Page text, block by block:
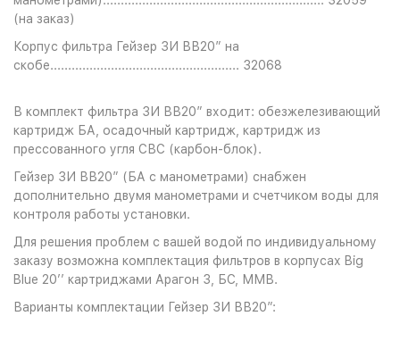
(на заказ)
Корпус фильтра Гейзер ЗИ ВВ20” на
скобе..................................................... 32068
В комплект фильтра 3И ВВ20” входит: обезжелезивающий
картридж БА, осадочный картридж, картридж из
прессованного угля СВС (карбон-блок).
Гейзер ЗИ ВВ20” (БА с манометрами) снабжен
дополнительно двумя манометрами и счетчиком воды для
контроля работы установки.
Для решения проблем с вашей водой по индивидуальному
заказу возможна комплектация фильтров в корпусах Big
Blue 20’’ картриджами Арагон 3, БС, ММВ.
Варианты комплектации Гейзер ЗИ ВВ20”: